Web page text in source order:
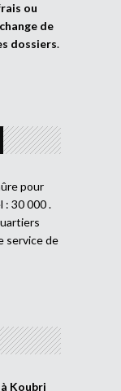
ou
de
dossiers.
pour
: 30 000 .
service de
à Koubri